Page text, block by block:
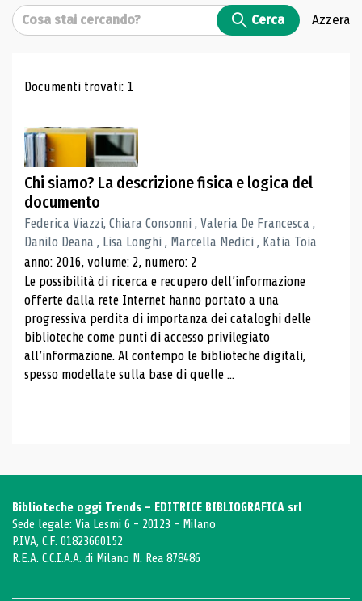
Cerca Cerca Azzera
Risultati di ricerca
Documenti trovati: 1
Chi siamo? La descrizione fisica e logica del
documento
Federica Viazzi, Chiara Consonni , Valeria De Francesca ,
Danilo Deana , Lisa Longhi , Marcella Medici , Katia Toia
anno: 2016, volume: 2, numero: 2
Le possibilità di ricerca e recupero dell’informazione
offerte dalla rete Internet hanno portato a una
progressiva perdita di importanza dei cataloghi delle
biblioteche come punti di accesso privilegiato
all’informazione. Al contempo le biblioteche digitali,
spesso modellate sulla base di quelle ...
Biblioteche oggi Trends - EDITRICE BIBLIOGRAFICA srl
Sede legale: Via Lesmi 6 - 20123 - Milano
P.IVA, C.F. 01823660152
R.E.A. C.C.I.A.A. di Milano N. Rea 878486